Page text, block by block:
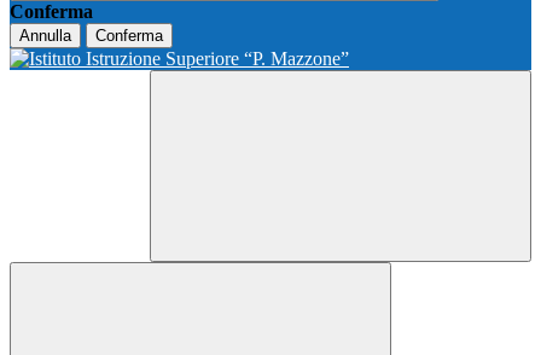
Conferma
Annulla Conferma